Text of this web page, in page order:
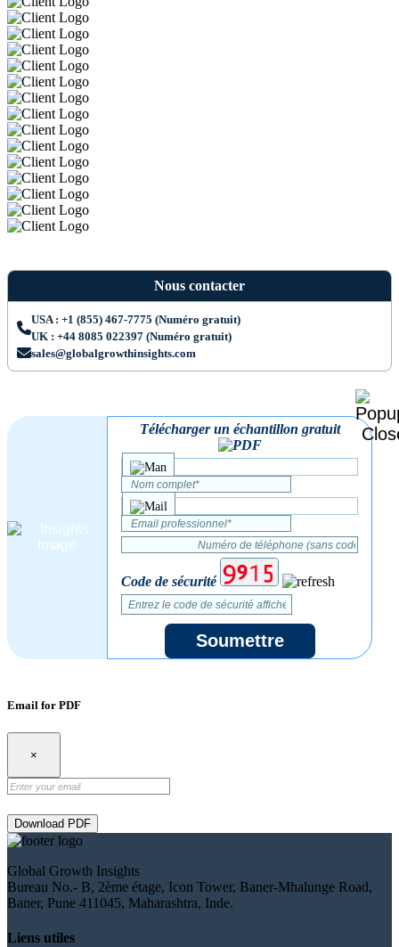
Nous contacter
USA : +1 (855) 467-7775 (Numéro gratuit)
UK : +44 8085 022397 (Numéro gratuit)
sales@globalgrowthinsights.com
Télécharger un échantillon gratuit
Code de sécurité
Soumettre
Email for PDF
×
Download PDF
Global Growth Insights
Bureau No.- B, 2ème étage, Icon Tower, Baner-Mhalunge Road,
Baner, Pune 411045, Maharashtra, Inde.
Liens utiles